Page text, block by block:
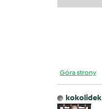
Góra strony
kokolidek